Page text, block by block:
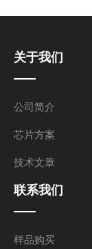
关于我们
公司简介
芯片方案
技术文章
联系我们
样品购买